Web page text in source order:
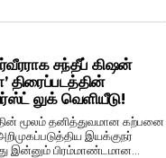
சந்தீப் கிஷன்
திரைப்படத்தின்
லுக் வெளியீடு!
மூலம் தனித்துவமான கற்பனை
இயக்குநர்
இன்னும் பிரம்மாண்டமான...